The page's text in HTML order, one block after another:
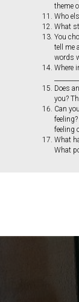
theme
Who
What
You
tell me
words
Where
Does
you?
Can
feeling
What
What